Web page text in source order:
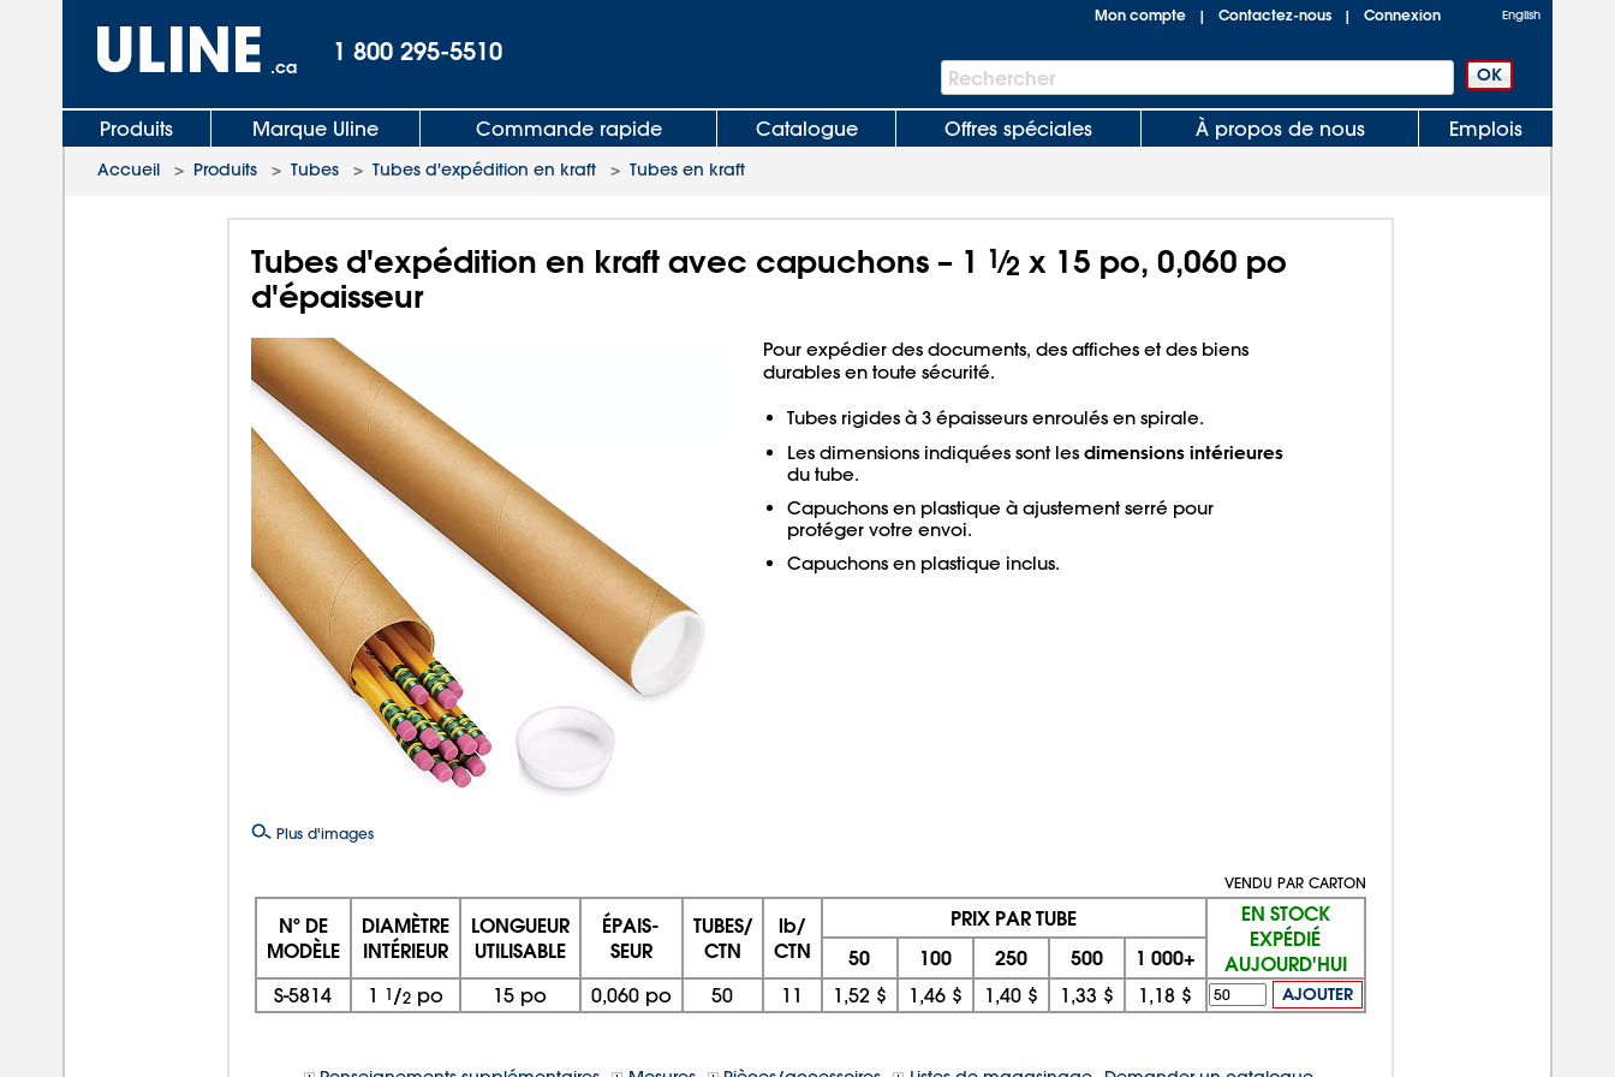
.ca
1 800 295-5510
Mon compte | Contactez-nous | Connexion English
Barre
de
recherche
Rechercher
Produits Marque Uline Commande rapide Catalogue Offres spéciales À propos de nous Emplois
Accueil > Produits > Tubes > Tubes d'expédition en kraft > Tubes en kraft
Tubes d'expédition en kraft avec capuchons – 1 1⁄2 x 15 po, 0,060 po
d'épaisseur
Plus d'images
Pour expédier des documents, des affiches et des biens
durables en toute sécurité.
Tubes rigides à 3 épaisseurs enroulés en spirale.
Les dimensions indiquées sont les dimensions intérieures
du tube.
Capuchons en plastique à ajustement serré pour
protéger votre envoi.
Capuchons en plastique inclus.
VENDU PAR CARTON
Nº DE
MODÈLE
DIAMÈTRE
INTÉRIEUR
LONGUEUR
UTILISABLE
ÉPAIS-
SEUR
TUBES/
CTN
lb/
CTN
PRIX PAR TUBE
EN STOCK
EXPÉDIÉ
AUJOURD'HUI
50 100 250 500 1 000+
S-5814 1 1/2po 15 po 0,060 po 50 11 1,52 $ 1,46 $ 1,40 $ 1,33 $ 1,18 $ AJOUTER